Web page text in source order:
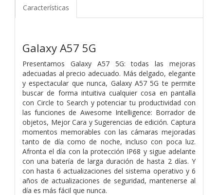
Características
Galaxy A57 5G
Presentamos Galaxy A57 5G: todas las mejoras
adecuadas al precio adecuado. Más delgado, elegante
y espectacular que nunca, Galaxy A57 5G te permite
buscar de forma intuitiva cualquier cosa en pantalla
con Circle to Search y potenciar tu productividad con
las funciones de Awesome Intelligence: Borrador de
objetos, Mejor Cara y Sugerencias de edición. Captura
momentos memorables con las cámaras mejoradas
tanto de día como de noche, incluso con poca luz.
Afronta el día con la protección IP68 y sigue adelante
con una batería de larga duración de hasta 2 días. Y
con hasta 6 actualizaciones del sistema operativo y 6
años de actualizaciones de seguridad, mantenerse al
día es más fácil que nunca.